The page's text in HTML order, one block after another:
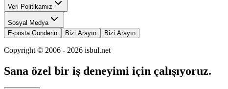
Veri Politikamız
Sosyal Medya
E-posta Gönderin
Bizi Arayın Bizi Arayın
Copyright © 2006 - 2026 isbul.net
Sana özel bir iş deneyimi için çalışıyoruz.